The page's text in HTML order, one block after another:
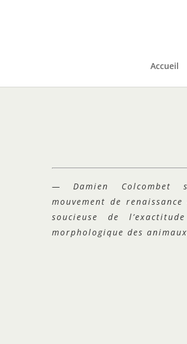
Accueil
— Damien Colcombet
mouvement de
soucieuse de
morphologique des